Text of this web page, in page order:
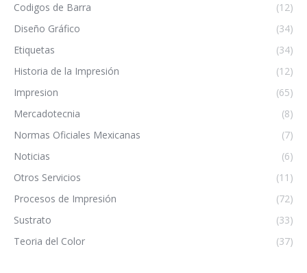
Codigos de Barra
(12)
Diseño Gráfico
(34)
Etiquetas
(34)
Historia de la Impresión
(12)
Impresion
(65)
Mercadotecnia
(8)
Normas Oficiales Mexicanas
(7)
Noticias
(6)
Otros Servicios
(11)
Procesos de Impresión
(72)
Sustrato
(33)
Teoria del Color
(37)